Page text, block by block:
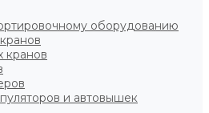
оборудованию
кранов
и автовышек